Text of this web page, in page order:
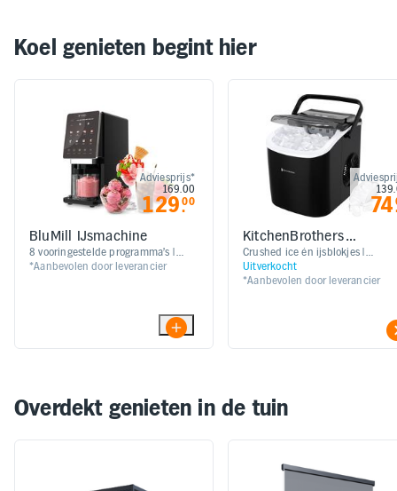
Koel genieten begint hier
Adviesprijs*
169.00
129.00
BluMill IJsmachine
8 vooringestelde programma's |
Compact formaat | 800W vermogen
*Aanbevolen door leverancier
74
KitchenBrothers
IJsblokjesmachine Zwart
Crushed ice én ijsblokjes |
Compacte machine | Drankje
verkoelen | Unieke poreuze
Uitverkocht
*Aanbevolen door leverancier
Overdekt genieten in de tuin